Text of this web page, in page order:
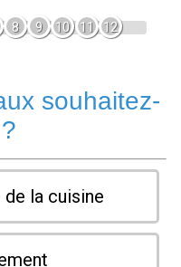
8 9 10 11 12
souhaitez-
la cuisine